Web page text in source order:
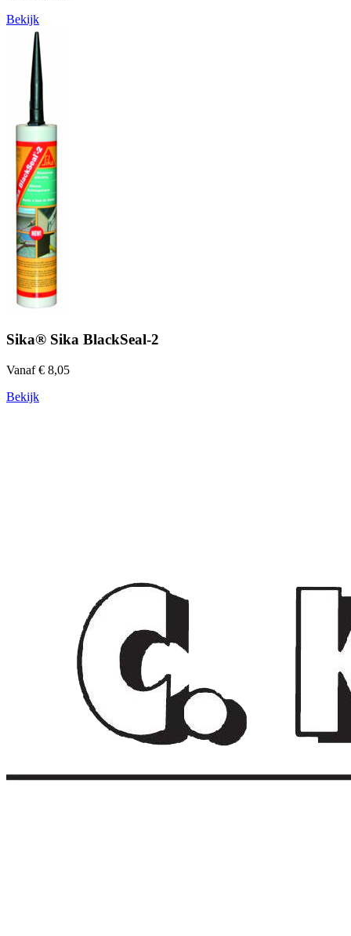
Bekijk
Sika® Sika BlackSeal-2
Vanaf € 8,05
Bekijk